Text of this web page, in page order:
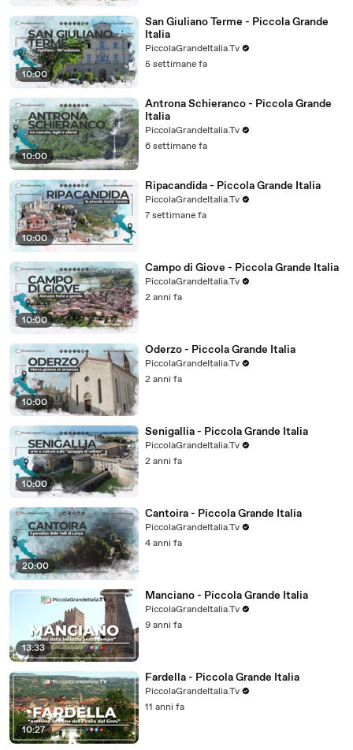
10:00
San Giuliano Terme - Piccola Grande
Italia
PiccolaGrandeItalia.Tv
5 settimane fa
10:00
Antrona Schieranco - Piccola Grande
Italia
PiccolaGrandeItalia.Tv
6 settimane fa
10:00
Ripacandida - Piccola Grande Italia
PiccolaGrandeItalia.Tv
7 settimane fa
10:00
Campo di Giove - Piccola Grande Italia
PiccolaGrandeItalia.Tv
2 anni fa
10:00
Oderzo - Piccola Grande Italia
PiccolaGrandeItalia.Tv
2 anni fa
10:00
Senigallia - Piccola Grande Italia
PiccolaGrandeItalia.Tv
2 anni fa
20:00
Cantoira - Piccola Grande Italia
PiccolaGrandeItalia.Tv
4 anni fa
13:33
Manciano - Piccola Grande Italia
PiccolaGrandeItalia.Tv
9 anni fa
10:27
Fardella - Piccola Grande Italia
PiccolaGrandeItalia.Tv
11 anni fa